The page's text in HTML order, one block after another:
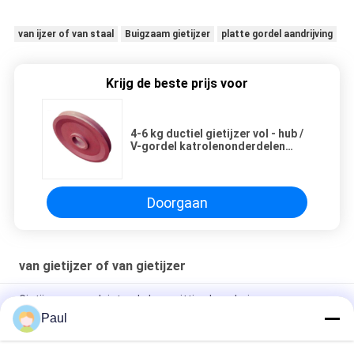
van ijzer of van staal Buigzaam gietijzer platte gordel aandrijving
Krijg de beste prijs voor
4-6 kg ductiel gietijzer vol - hub /
V-gordel katrolenonderdelen
Doorgaan
van gietijzer of van gietijzer
Gietijzeren zandgietende lagerzitting lagerhuis
Ductiel IJzer Zandgieten Afvoer Toegewezen Sleufroosters
Kolkroosters
Paul